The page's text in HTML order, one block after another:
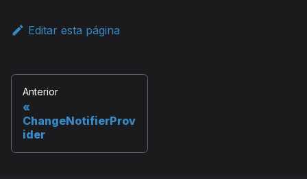
Editar esta página
Anterior
ChangeNotifierProv
ider